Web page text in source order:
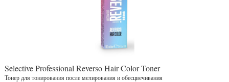
Selective Professional Reverso Hair Color Toner
Тонер для тонирования после мелирования и обесцвечивания